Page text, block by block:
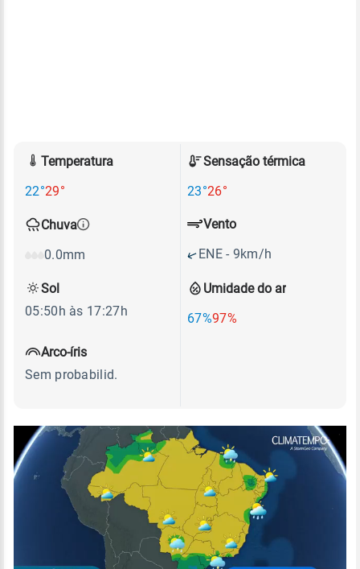
Temperatura
22°29°
Sensação térmica
23°26°
Chuva
0.0mm
Umidade do ar
67%97%
Vento
ENE - 9km/h
Sol
05:50h às 17:27h
Arco-íris
Sem probabilid.